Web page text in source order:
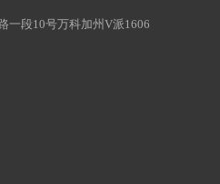
一段10号万科加州V派1606